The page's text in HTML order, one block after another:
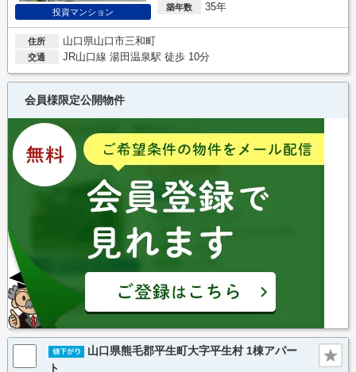
投資マンション 築年数 35年
住所 山口県山口市三和町
交通 JR山口線 湯田温泉駅 徒歩 10分
会員様限定公開物件
山口県熊毛郡平生町大字平生村 1棟アパー
ト